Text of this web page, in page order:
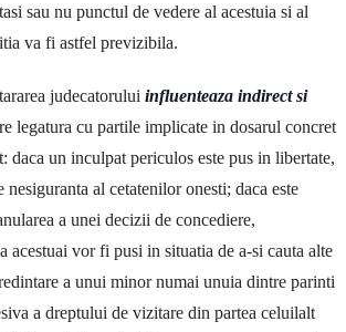
sau nu punctul de vedere al acestuia si al
va fi astfel previzibila.
judecatorului influenteaza indirect si
legatura cu partile implicate in dosarul concret
daca un inculpat periculos este pus in libertate,
nesiguranta al cetatenilor onesti; daca este
a unei decizii de concediere,
acestuai vor fi pusi in situatia de a-si cauta alte
a unui minor numai unuia dintre parinti
a dreptului de vizitare din partea celuilalt